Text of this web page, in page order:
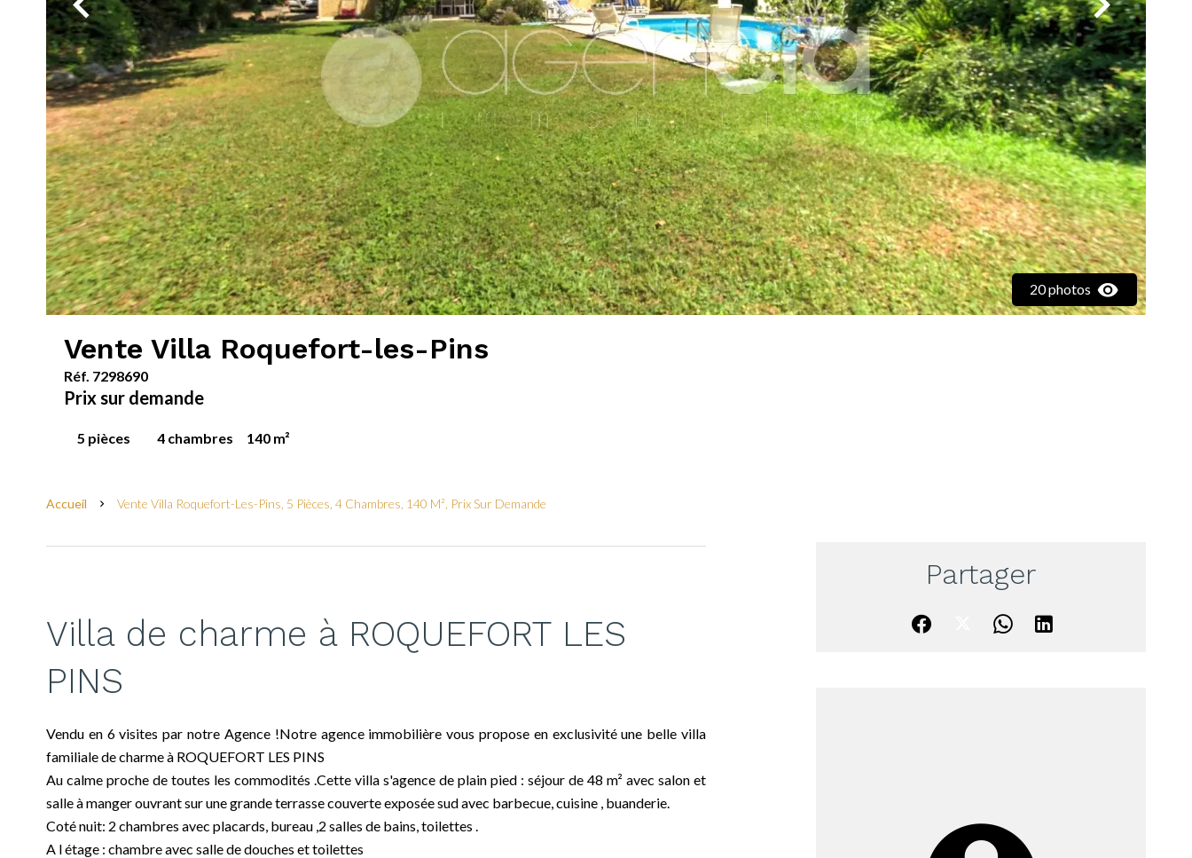
20 photos
Vente Villa Roquefort-les-Pins
Réf. 7298690
Prix sur demande
5 pièces 4 chambres 140 m²
Accueil Vente Villa Roquefort-Les-Pins, 5 Pièces, 4 Chambres, 140 M², Prix Sur Demande
Villa de charme à ROQUEFORT LES
PINS
Vendu en 6 visites par notre Agence !Notre agence immobilière vous propose en exclusivité une belle villa
familiale de charme à ROQUEFORT LES PINS
Au calme proche de toutes les commodités .Cette villa s'agence de plain pied : séjour de 48 m² avec salon et
salle à manger ouvrant sur une grande terrasse couverte exposée sud avec barbecue, cuisine , buanderie.
Coté nuit: 2 chambres avec placards, bureau ,2 salles de bains, toilettes .
A l étage : chambre avec salle de douches et toilettes
Partager